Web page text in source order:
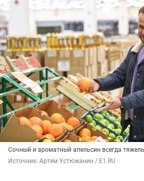
Сочный и ароматный апельсин всегда
Источник: Артем Устюжанин / E1.RU